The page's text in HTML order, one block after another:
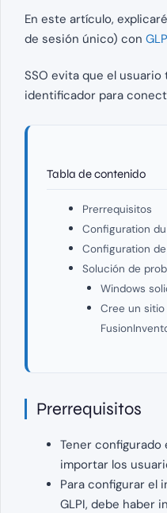
En este artículo,
de sesión único) con
SSO evita que el
identificador para
Tabla de contenido
Prerrequisitos
Configuration
Configuration de
Solución de
Windows
Cree un sitio
Prerrequisitos
Tener configurado
importar los
Para configurar el
GLPI, debe haber